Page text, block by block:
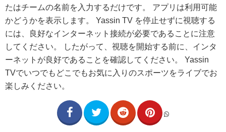
たはチームの名前を入力するだけです。 アプリは利用可能
かどうかを表示します。 Yassin TV を停止せずに視聴する
には、良好なインターネット接続が必要であることに注意
してください。 したがって、視聴を開始する前に、インタ
ーネットが良好であることを確認してください。 Yassin
TVでいつでもどこでもお気に入りのスポーツをライブでお
楽しみください。